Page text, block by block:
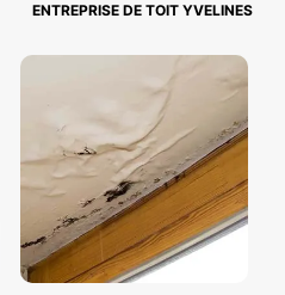
ENTREPRISE DE TOIT YVELINES